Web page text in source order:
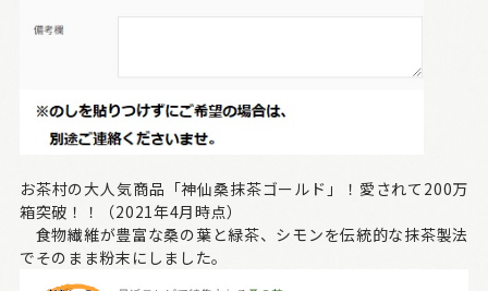
お茶村の大人気商品「神仙桑抹茶ゴールド」！愛されて200万
箱突破！！（2021年4月時点）
食物繊維が豊富な桑の葉と緑茶、シモンを伝統的な抹茶製法
でそのまま粉末にしました。